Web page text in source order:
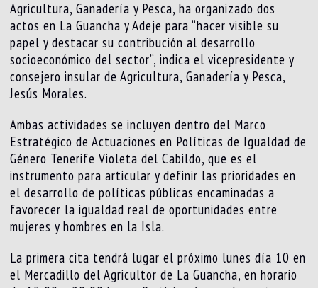
Agricultura, Ganadería y Pesca, ha organizado dos
actos en La Guancha y Adeje para “hacer visible su
papel y destacar su contribución al desarrollo
socioeconómico del sector”, indica el vicepresidente y
consejero insular de Agricultura, Ganadería y Pesca,
Jesús Morales.
Ambas actividades se incluyen dentro del Marco
Estratégico de Actuaciones en Políticas de Igualdad de
Género Tenerife Violeta del Cabildo, que es el
instrumento para articular y definir las prioridades en
el desarrollo de políticas públicas encaminadas a
favorecer la igualdad real de oportunidades entre
mujeres y hombres en la Isla.
La primera cita tendrá lugar el próximo lunes día 10 en
el Mercadillo del Agricultor de La Guancha, en horario